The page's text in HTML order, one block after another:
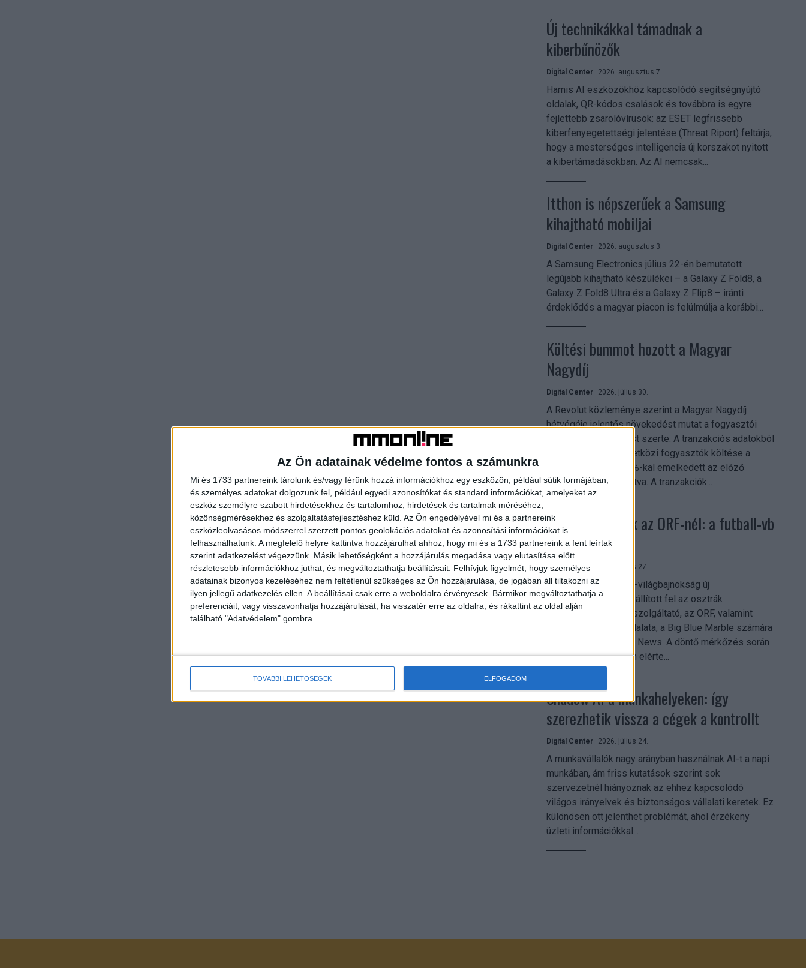
Az Ön adatainak védelme fontos a számunkra
Mi és 1733 partnereink tárolunk és/vagy férünk hozzá információkhoz egy eszközön, például sütik formájában,
és személyes adatokat dolgozunk fel, például egyedi azonosítókat és standard információkat, amelyeket az
eszköz személyre szabott hirdetésekhez és tartalomhoz, hirdetések és tartalmak méréséhez,
közönségmérésekhez és szolgáltatásfejlesztéshez küld. Az Ön engedélyével mi és a partnereink
eszközleolvasásos módszerrel szerzett pontos geolokációs adatokat és azonosítási információkat is
felhasználhatunk. A megfelelő helyre kattintva hozzájárulhat ahhoz, hogy mi és a 1733 partnereink a fent leírtak
szerint adatkezelést végezzünk. Másik lehetőségként a hozzájárulás megadása vagy elutasítása előtt
részletesebb információkhoz juthat, és megváltoztathatja beállításait. Felhívjuk figyelmét, hogy személyes
adatainak bizonyos kezeléséhez nem feltétlenül szükséges az Ön hozzájárulása, de jogában áll tiltakozni az
ilyen jellegű adatkezelés ellen. A beállításai csak erre a weboldalra érvényesek. Bármikor megváltoztathatja a
preferenciáit, vagy visszavonhatja hozzájárulását, ha visszatér erre az oldalra, és rákattint az oldal alján
található "Adatvédelem" gombra.
TOVÁBBI LEHETŐSÉGEK ELFOGADOM
Új technikákkal támadnak a
kiberbűnözők
Digital Center 2026. augusztus 7.
Hamis AI eszközökhöz kapcsolódó segítségnyújtó
oldalak, QR-kódos csalások és továbbra is egyre
fejlettebb zsarolóvírusok: az ESET legfrissebb
kiberfenyegetettségi jelentése (Threat Riport) feltárja,
hogy a mesterséges intelligencia új korszakot nyitott
a kibertámadásokban. Az AI nemcsak...
Itthon is népszerűek a Samsung
kihajtható mobiljai
Digital Center 2026. augusztus 3.
A Samsung Electronics július 22-én bemutatott
legújabb kihajtható készülékei – a Galaxy Z Fold8, a
Galaxy Z Fold8 Ultra és a Galaxy Z Flip8 – iránti
érdeklődés a magyar piacon is felülmúlja a korábbi...
Költési bummot hozott a Magyar
Nagydíj
Digital Center 2026. július 30.
A Revolut közleménye szerint a Magyar Nagydíj
hétvégéje jelentős növekedést mutat a fogyasztói
aktivitásban Budapest szerte. A tranzakciós adatokból
kiderül, hogy a nemzetközi fogyasztók költése a
versenyhétvégén 26%-kal emelkedett az előző
hétvégéhez viszonyítva. A tranzakciók...
Rekordok dőltek az ORF-nél: a futball-vb
mindent vitt
Digital Center 2026. július 27.
A 2026-os labdarúgó-világbajnokság új
streamingrekordokat állított fel az osztrák
közszolgálati műsorszolgáltató, az ORF, valamint
technológiai leányvállalata, a Big Blue Marble számára
– írja a Broadband TV News. A döntő mérkőzés során
az átlagos nézőszám elérte...
Shadow AI a munkahelyeken: így
szerezhetik vissza a cégek a kontrollt
Digital Center 2026. július 24.
A munkavállalók nagy arányban használnak AI-t a napi
munkában, ám friss kutatások szerint sok
szervezetnél hiányoznak az ehhez kapcsolódó
világos irányelvek és biztonságos vállalati keretek. Ez
különösen ott jelenthet problémát, ahol érzékeny
üzleti információkkal...